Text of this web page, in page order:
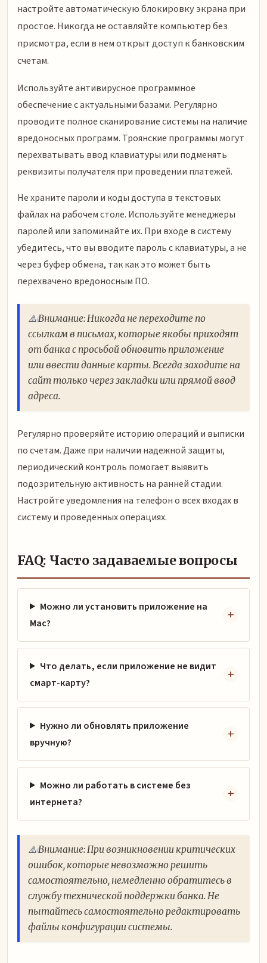
настройте автоматическую блокировку экрана при
простое. Никогда не оставляйте компьютер без
присмотра, если в нем открыт доступ к банковским
счетам.
Используйте антивирусное программное
обеспечение с актуальными базами. Регулярно
проводите полное сканирование системы на наличие
вредоносных программ. Троянские программы могут
перехватывать ввод клавиатуры или подменять
реквизиты получателя при проведении платежей.
Не храните пароли и коды доступа в текстовых
файлах на рабочем столе. Используйте менеджеры
паролей или запоминайте их. При входе в систему
убедитесь, что вы вводите пароль с клавиатуры, а не
через буфер обмена, так как это может быть
перехвачено вредоносным ПО.
⚠️ Внимание: Никогда не переходите по
ссылкам в письмах, которые якобы приходят
от банка с просьбой обновить приложение
или ввести данные карты. Всегда заходите на
сайт только через закладки или прямой ввод
адреса.
Регулярно проверяйте историю операций и выписки
по счетам. Даже при наличии надежной защиты,
периодический контроль помогает выявить
подозрительную активность на ранней стадии.
Настройте уведомления на телефон о всех входах в
систему и проведенных операциях.
FAQ: Часто задаваемые вопросы
Можно ли установить приложение на
Mac?
Что делать, если приложение не видит
смарт-карту?
Нужно ли обновлять приложение
вручную?
Можно ли работать в системе без
интернета?
⚠️ Внимание: При возникновении критических
ошибок, которые невозможно решить
самостоятельно, немедленно обратитесь в
службу технической поддержки банка. Не
пытайтесь самостоятельно редактировать
файлы конфигурации системы.